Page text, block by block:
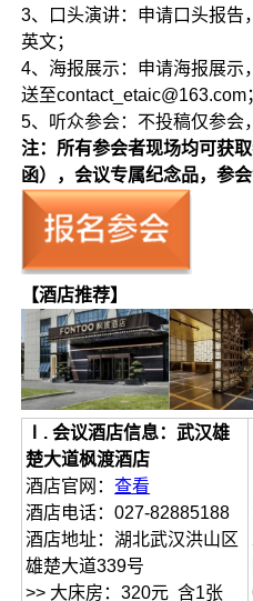
3、口头演讲：申请口头报告
英文；
4、海报展示：申请海报展示
送至contact_etaic@163.com
5、听众参会：不投稿仅参会
注：所有参会者现场均可获
函），会议专属纪念品，参会
【酒店推荐】
Ⅰ. 会议酒店信息：武汉雄
楚大道枫渡酒店
酒店官网：查看
酒店电话：027-82885188
酒店地址：湖北武汉洪山区
雄楚大道339号
>> 大床房：320元 含1张